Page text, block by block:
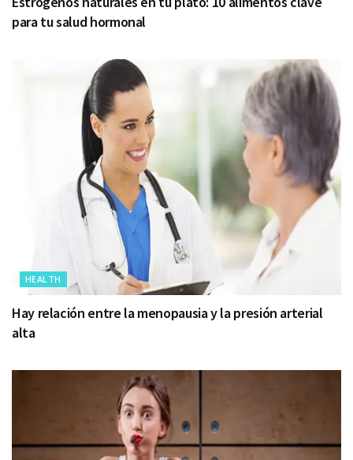
para tu salud hormonal
HEALTH
Hay relación entre la menopausia y la presión arterial
alta